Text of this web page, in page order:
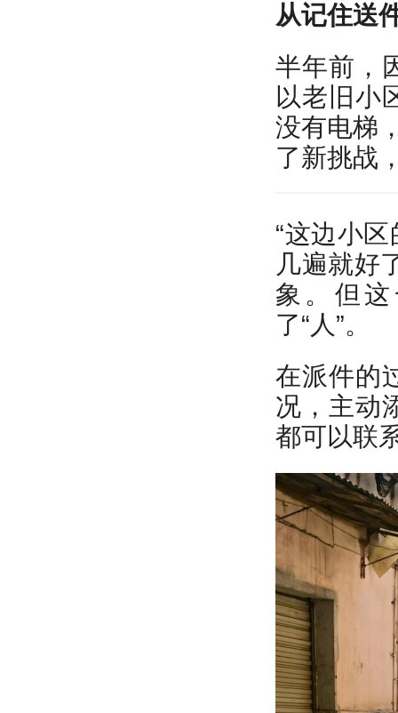
从记住送
半年前，
以老旧小
没有电梯
了新挑战
“这边小
几遍就好
象。但
了“人”。
在派件的
况，主动
都可以联